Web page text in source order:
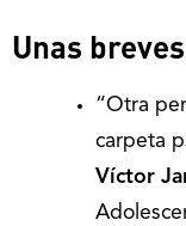
Unas breves
“Otra
carpeta
Víctor